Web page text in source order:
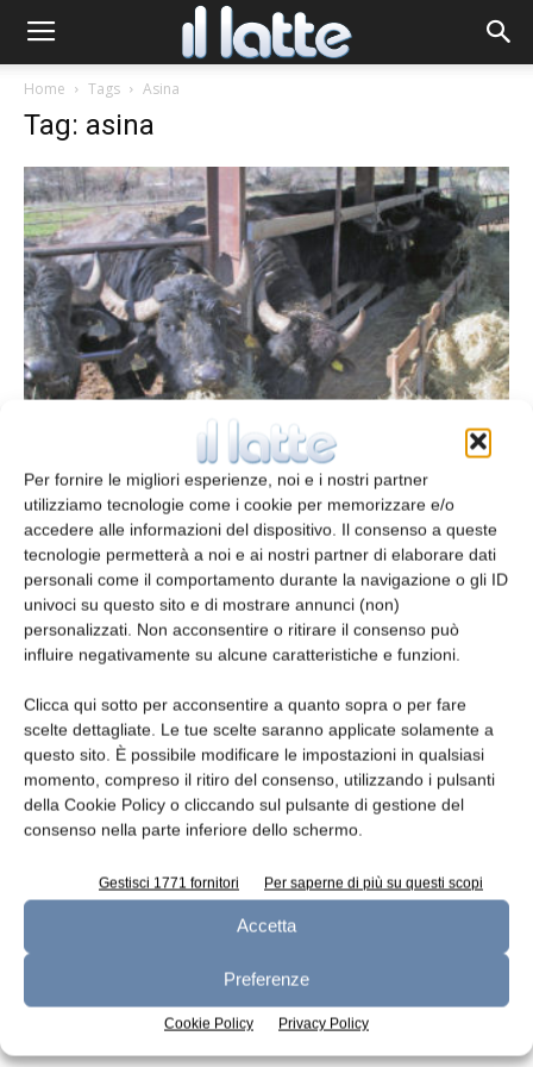
Per fornire le migliori esperienze, noi e i nostri partner
utilizziamo tecnologie come i cookie per memorizzare e/o
accedere alle informazioni del dispositivo. Il consenso a queste
tecnologie permetterà a noi e ai nostri partner di elaborare dati
personali come il comportamento durante la navigazione o gli ID
univoci su questo sito e di mostrare annunci (non)
personalizzati. Non acconsentire o ritirare il consenso può
influire negativamente su alcune caratteristiche e funzioni.
Clicca qui sotto per acconsentire a quanto sopra o per fare
scelte dettagliate. Le tue scelte saranno applicate solamente a
questo sito. È possibile modificare le impostazioni in qualsiasi
momento, compreso il ritiro del consenso, utilizzando i pulsanti
della Cookie Policy o cliccando sul pulsante di gestione del
consenso nella parte inferiore dello schermo.
Gestisci 1771 fornitori Per saperne di più su questi scopi
Accetta
Preferenze
Cookie Policy Privacy Policy
Home Tags Asina
Tag: asina
Peculiarità del latte di bufala, pecora,
capra e asina
redazione 19 Giugno 2013
Leggi la rivista
n.7 - Luglio 2026 n.6 - Giugno 2026